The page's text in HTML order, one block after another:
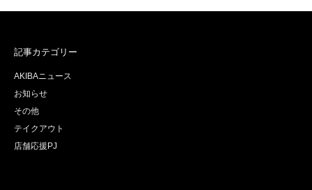
記事カテゴリー
AKIBAニュース
お知らせ
その他
テイクアウト
店舗応援PJ